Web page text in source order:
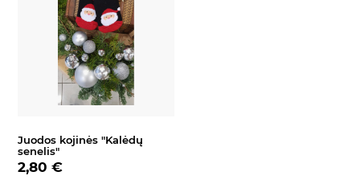
Juodos kojinės "Kalėdų
senelis"
2,80 €